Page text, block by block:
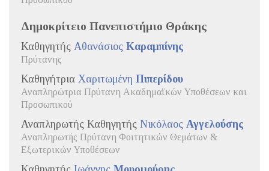
Δημοκρίτειο Πανεπιστήμιο Θράκης
Καθηγητής Αθανάσιος Καραμπίνης
Πρύτανης
Καθηγήτρια Χαριτωμένη Πιπερίδου
Αναπληρώτρια Πρύτανη Ακαδημαϊκών Υποθέσεων και
Προσωπικού
Αναπληρωτής Καθηγητής Νικόλαος Αγγελούσης
Αναπληρωτής Πρύτανη Φοιτητικών Θεμάτων &
Εξωτερικών Υποθέσεων